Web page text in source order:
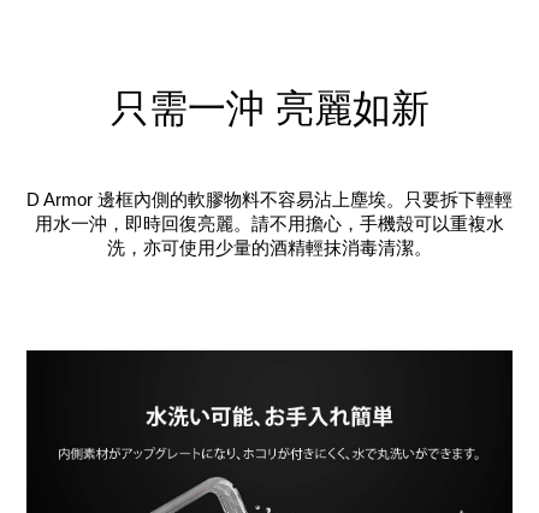
只需一沖 亮麗如新
D Armor 邊框內側的軟膠物料不容易沾上塵埃。只要拆下輕輕
用水一沖，即時回復亮麗。請不用擔心，手機殼可以重複水
洗，亦可使用少量的酒精輕抹消毒清潔。